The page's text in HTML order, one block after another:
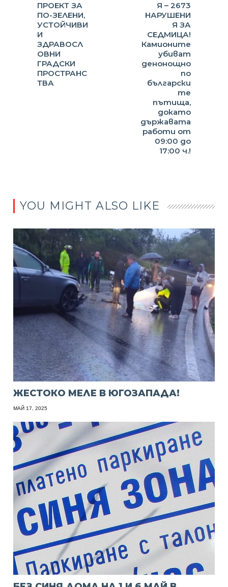
ПРОЕКТ ЗА
ПО-ЗЕЛЕНИ,
УСТОЙЧИВИ
И
ЗДРАВОСЛ
ОВНИ
ГРАДСКИ
ПРОСТРАНС
ТВА
Я – 2673
НАРУШЕНИ
Я ЗА
СЕДМИЦА!
Камионите
убиват
денонощно
по
български
те
пътища,
докато
държавата
работи от
09:00 до
17:00 ч.!
YOU MIGHT ALSO LIKE
ЖЕСТОКО МЕЛЕ В ЮГОЗАПАДА!
МАЙ 17, 2025